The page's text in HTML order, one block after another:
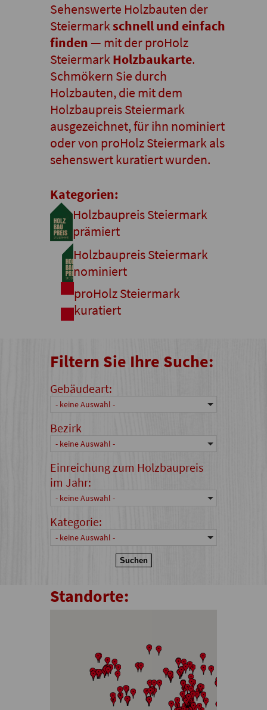
Sehenswerte Holzbauten der
Steiermarkschnell und einfach
finden — mit der proHolz
SteiermarkHolzbaukarte.
Schmökern Sie durch
Holzbauten, die mit dem
Holzbaupreis Steiermark
ausgezeichnet, für ihn nominiert
oder von proHolz Steiermark als
sehenswert kuratiert wurden.
Kategorien:
Holzbaupreis Steiermark
prämiert
Holzbaupreis Steiermark
nominiert
proHolz Steiermark
kuratiert
Filtern Sie Ihre Suche:
Gebäudeart:
- keine Auswahl -
Bezirk
- keine Auswahl -
Einreichung zum Holzbaupreis
im Jahr:
- keine Auswahl -
Kategorie:
- keine Auswahl -
Standorte: